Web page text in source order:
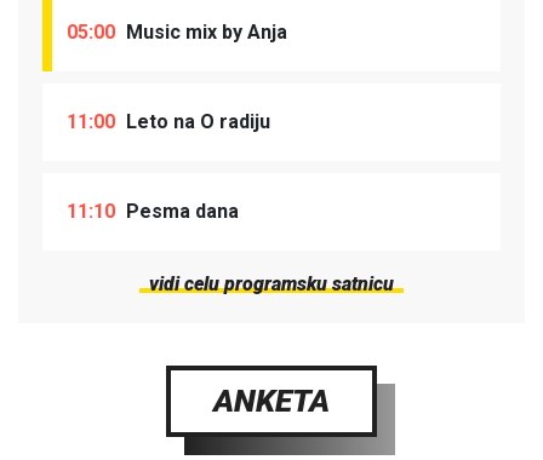
05:00 Music mix by Anja
11:00 Leto na O radiju
11:10 Pesma dana
vidi celu programsku satnicu
ANKETA